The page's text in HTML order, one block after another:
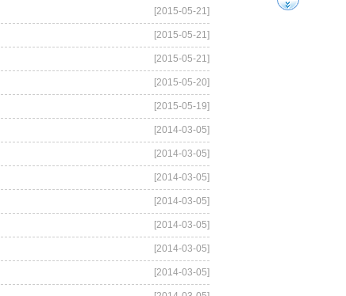
[2015-05-21]
[2015-05-21]
[2015-05-21]
[2015-05-20]
[2015-05-19]
[2014-03-05]
[2014-03-05]
[2014-03-05]
[2014-03-05]
[2014-03-05]
[2014-03-05]
[2014-03-05]